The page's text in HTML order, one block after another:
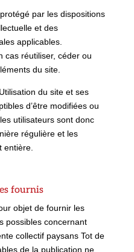
par les dispositions
et des
applicables.
cas réutiliser, céder ou
du site.
du site et ses
d’être modifiées ou
utilisateurs sont donc
régulière et les
entière.
fournis
objet de fournir les
possibles concernant
collectif paysans Tot de
de la publication ne